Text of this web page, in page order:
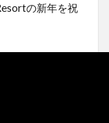
の新年を祝